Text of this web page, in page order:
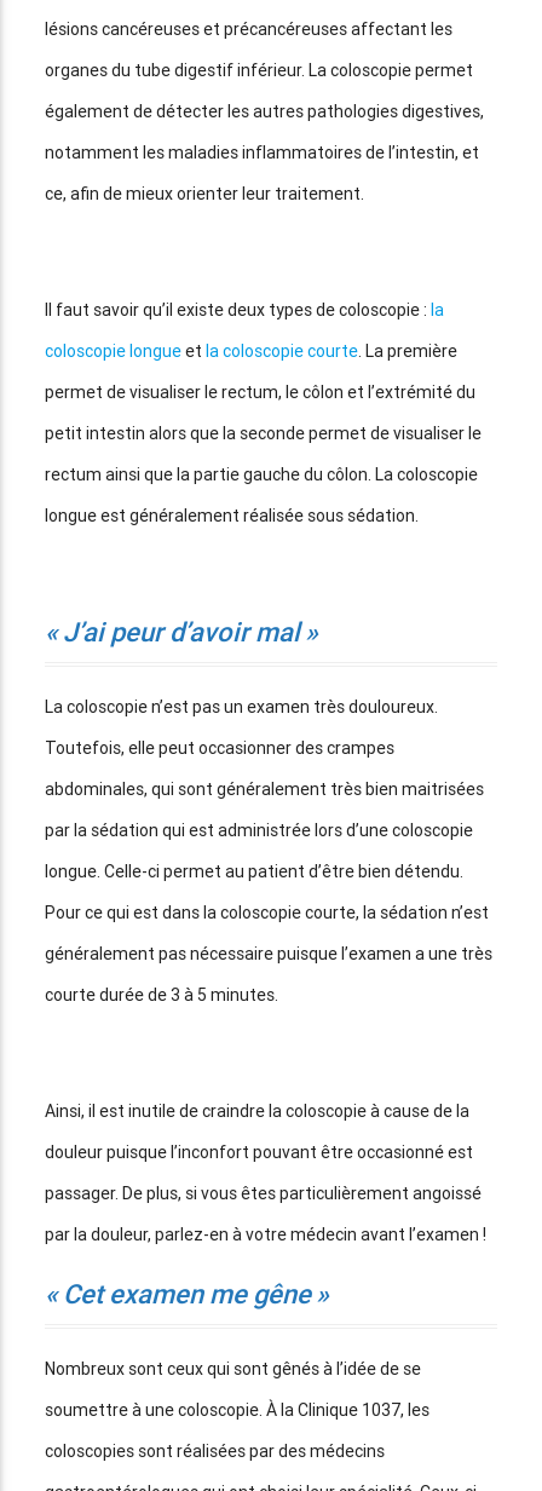
lésions cancéreuses et précancéreuses affectant les
organes du tube digestif inférieur. La coloscopie permet
également de détecter les autres pathologies digestives,
notamment les maladies inflammatoires de l’intestin, et
ce, afin de mieux orienter leur traitement.
Il faut savoir qu’il existe deux types de coloscopie :la
coloscopie longueetla coloscopie courte. La première
permet de visualiser le rectum, le côlon et l’extrémité du
petit intestin alors que la seconde permet de visualiser le
rectum ainsi que la partie gauche du côlon. La coloscopie
longue est généralement réalisée sous sédation.
« J’ai peur d’avoir mal »
La coloscopie n’est pas un examen très douloureux.
Toutefois, elle peut occasionner des crampes
abdominales, qui sont généralement très bien maitrisées
par la sédation qui est administrée lors d’une coloscopie
longue. Celle-ci permet au patient d’être bien détendu.
Pour ce qui est dans la coloscopie courte, la sédation n’est
généralement pas nécessaire puisque l’examen a une très
courte durée de 3 à 5 minutes.
Ainsi, il est inutile de craindre la coloscopie à cause de la
douleur puisque l’inconfort pouvant être occasionné est
passager. De plus, si vous êtes particulièrement angoissé
par la douleur, parlez-en à votre médecin avant l’examen !
« Cet examen me gêne »
Nombreux sont ceux qui sont gênés à l’idée de se
soumettre à une coloscopie. À la Clinique 1037, les
coloscopies sont réalisées par des médecins